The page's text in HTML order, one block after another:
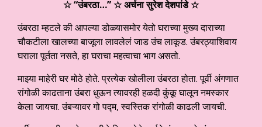
☆ “उंबरठा…” ☆ अर्चना सुरेश देशपांडे☆
उंबरठा म्हटले की आपल्या डोळ्यासमोर येतो घराच्या मुख्य दाराच्या
चौकटीला खालच्या बाजूला लावलेलं जाड उंच लाकूड. उंबरठ्याशिवाय
घराला पूर्तता नसते, हा घराचा महत्वाचा भाग असतो.
माझ्या माहेरी घर मोठे होते. प्रत्येक खोलीला उंबरठा होता. पूर्वी अंगणात
रांगोळी काढताना उंबरा धुऊन त्यावरही हळदी कुंकू घालून नमस्कार
केला जायचा. उंबऱ्यावर गो पद्म, स्वस्तिक रांगोळी काढली जायची.